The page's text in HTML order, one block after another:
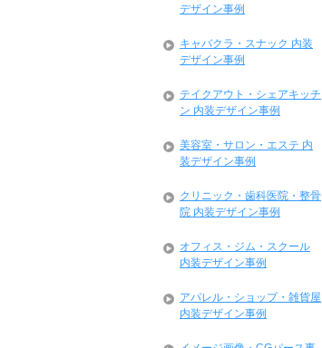
デザイン事例
キャバクラ・スナック 内装
デザイン事例
テイクアウト・シェアキッチ
ン 内装デザイン事例
美容室・サロン・エステ 内
装デザイン事例
クリニック・歯科医院・整骨
院 内装デザイン事例
オフィス・ジム・スクール
内装デザイン事例
アパレル・ショップ・雑貨屋
内装デザイン事例